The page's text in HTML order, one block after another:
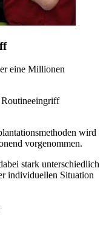
eine Millionen
wird
vorgenommen.
stark unterschiedlich
individuellen Situation